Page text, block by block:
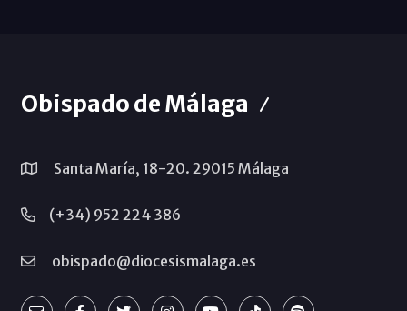
Obispado de Málaga
Santa María, 18-20. 29015 Málaga
(+34) 952 224 386
obispado@diocesismalaga.es